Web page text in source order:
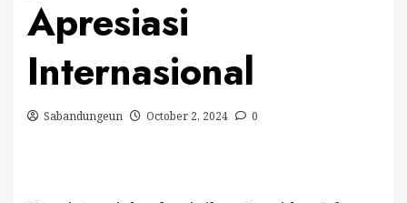
Apresiasi
Internasional
Sabandungeun October 2, 2024 0